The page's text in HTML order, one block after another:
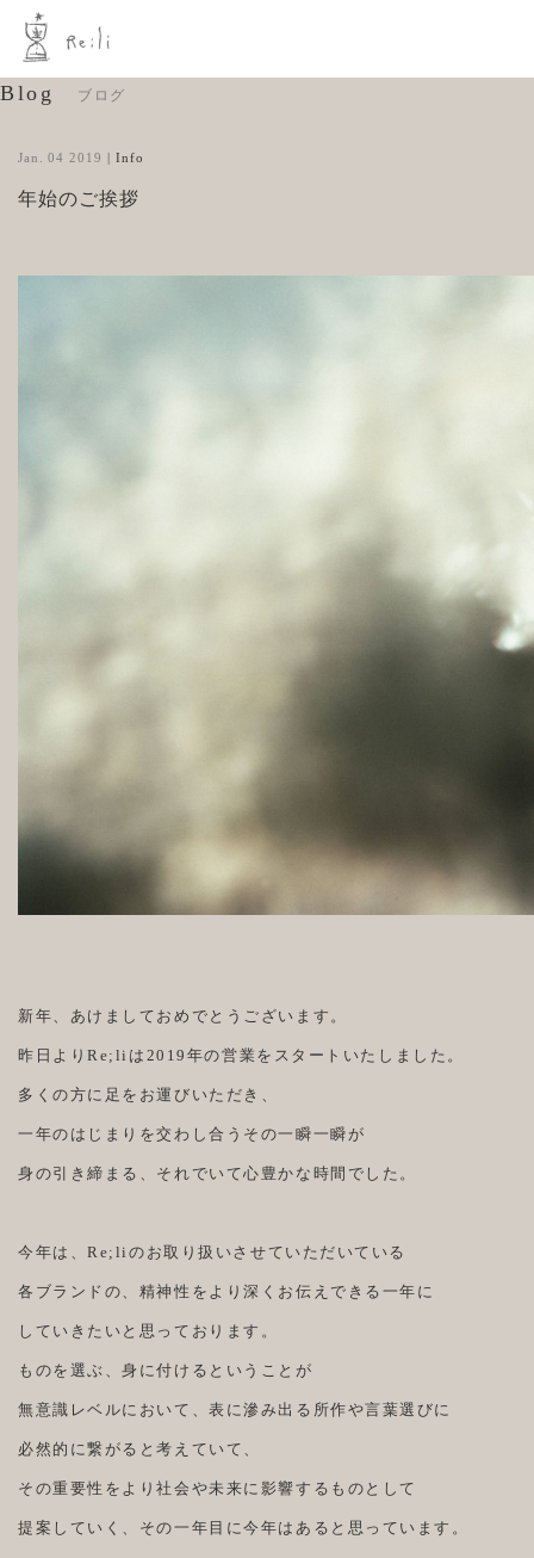
Blog ブログ
Jan. 04 2019 |Info
年始のご挨拶
新年、あけましておめでとうございます。
昨日よりRe;liは2019年の営業をスタートいたしました。
多くの方に足をお運びいただき、
一年のはじまりを交わし合うその一瞬一瞬が
身の引き締まる、それでいて心豊かな時間でした。
今年は、Re;liのお取り扱いさせていただいている
各ブランドの、精神性をより深くお伝えできる一年に
していきたいと思っております。
ものを選ぶ、身に付けるということが
無意識レベルにおいて、表に滲み出る所作や言葉選びに
必然的に繋がると考えていて、
その重要性をより社会や未来に影響するものとして
提案していく、その一年目に今年はあると思っています。